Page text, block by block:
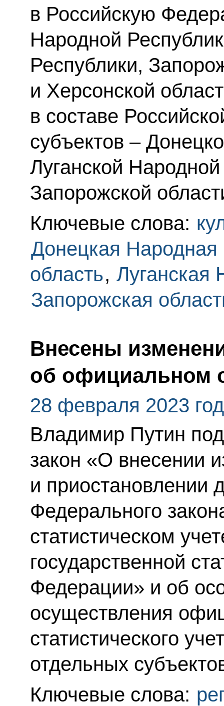
в Российскую
Народной
Республики,
и Херсонской
в составе
субъектов –
Луганской
Запорожской
Ключевые слова:
Донецкая Народная
область, Луганская
Запорожская
Внесены
об официальном
28 февраля 2023
Владимир Путин
закон «О внесении
и приостановлении
Федерального
статистическом
государственной
Федерации» и об
осуществления
статистического
отдельных
Ключевые слова: